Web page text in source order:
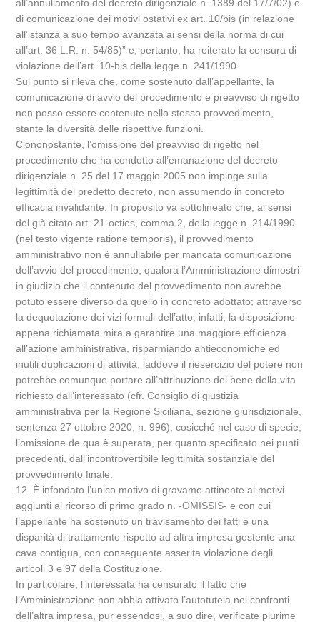
all’annullamento del decreto dirigenziale n. 1389 del 17/7/02) e
di comunicazione dei motivi ostativi ex art. 10/bis (in relazione
all’istanza a suo tempo avanzata ai sensi della norma di cui
all’art. 36 L.R. n. 54/85)” e, pertanto, ha reiterato la censura di
violazione dell’art. 10-bis della legge n. 241/1990.
Sul punto si rileva che, come sostenuto dall’appellante, la
comunicazione di avvio del procedimento e preavviso di rigetto
non posso essere contenute nello stesso provvedimento,
stante la diversità delle rispettive funzioni.
Ciononostante, l’omissione del preavviso di rigetto nel
procedimento che ha condotto all’emanazione del decreto
dirigenziale n. 25 del 17 maggio 2005 non impinge sulla
legittimità del predetto decreto, non assumendo in concreto
efficacia invalidante. In proposito va sottolineato che, ai sensi
del già citato art. 21-octies, comma 2, della legge n. 214/1990
(nel testo vigente ratione temporis), il provvedimento
amministrativo non è annullabile per mancata comunicazione
dell’avvio del procedimento, qualora l’Amministrazione dimostri
in giudizio che il contenuto del provvedimento non avrebbe
potuto essere diverso da quello in concreto adottato; attraverso
la dequotazione dei vizi formali dell’atto, infatti, la disposizione
appena richiamata mira a garantire una maggiore efficienza
all’azione amministrativa, risparmiando antieconomiche ed
inutili duplicazioni di attività, laddove il riesercizio del potere non
potrebbe comunque portare all’attribuzione del bene della vita
richiesto dall’interessato (cfr. Consiglio di giustizia
amministrativa per la Regione Siciliana, sezione giurisdizionale,
sentenza 27 ottobre 2020, n. 996), cosicché nel caso di specie,
l’omissione de qua è superata, per quanto specificato nei punti
precedenti, dall’incontrovertibile legittimità sostanziale del
provvedimento finale.
12. È infondato l’unico motivo di gravame attinente ai motivi
aggiunti al ricorso di primo grado n. -OMISSIS- e con cui
l’appellante ha sostenuto un travisamento dei fatti e una
disparità di trattamento rispetto ad altra impresa gestente una
cava contigua, con conseguente asserita violazione degli
articoli 3 e 97 della Costituzione.
In particolare, l’interessata ha censurato il fatto che
l’Amministrazione non abbia attivato l’autotutela nei confronti
dell’altra impresa, pur essendosi, a suo dire, verificate plurime